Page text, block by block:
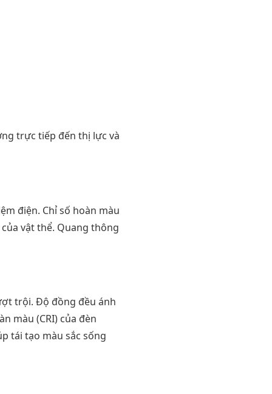
trực tiếp đến thị lực và
điện. Chỉ số hoàn màu
vật thể. Quang thông
trội. Độ đồng đều ánh
màu (CRI) của đèn
tái tạo màu sắc sống